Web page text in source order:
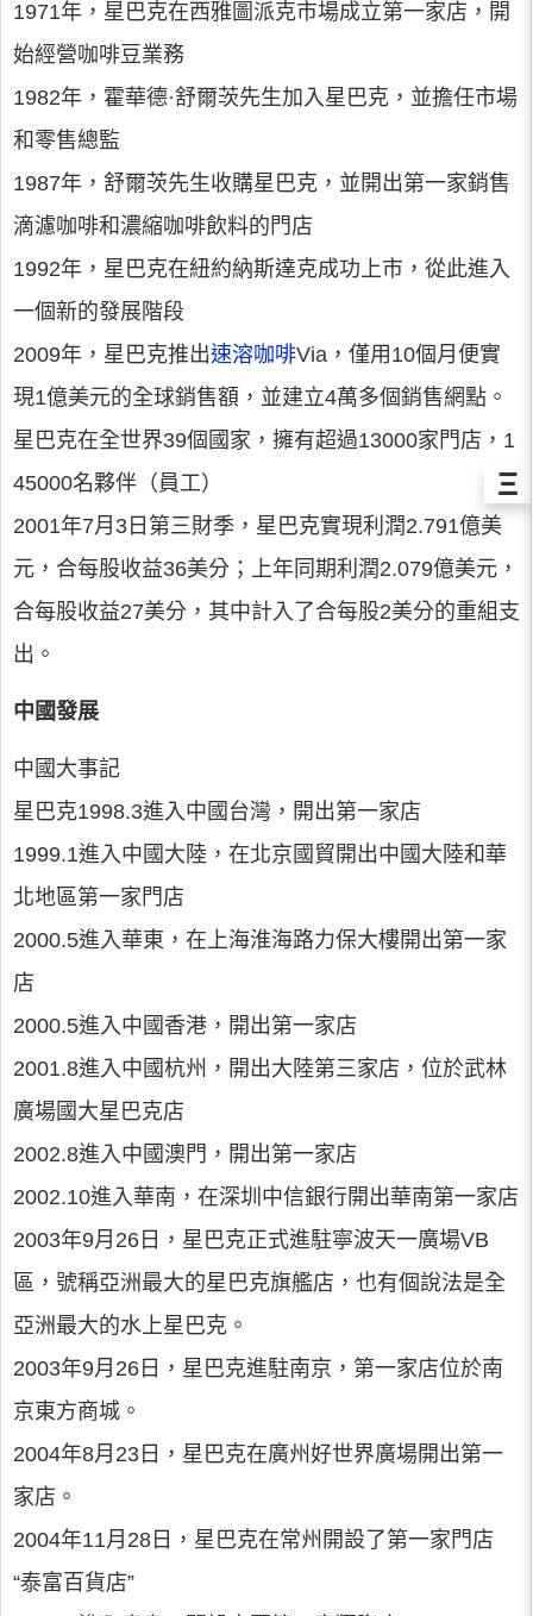
1971年，星巴克在西雅圖派克市場成立第一家店，開
始經營咖啡豆業務
1982年，霍華德·舒爾茨先生加入星巴克，並擔任市場
和零售總監
1987年，舒爾茨先生收購星巴克，並開出第一家銷售
滴濾咖啡和濃縮咖啡飲料的門店
1992年，星巴克在紐約納斯達克成功上市，從此進入
一個新的發展階段
2009年，星巴克推出速溶咖啡Via，僅用10個月便實
現1億美元的全球銷售額，並建立4萬多個銷售網點。
星巴克在全世界39個國家，擁有超過13000家門店，1
45000名夥伴（員工）
2001年7月3日第三財季，星巴克實現利潤2.791億美
元，合每股收益36美分；上年同期利潤2.079億美元，
合每股收益27美分，其中計入了合每股2美分的重組支
出。
中國發展
中國大事記
星巴克1998.3進入中國台灣，開出第一家店
1999.1進入中國大陸，在北京國貿開出中國大陸和華
北地區第一家門店
2000.5進入華東，在上海淮海路力保大樓開出第一家
店
2000.5進入中國香港，開出第一家店
2001.8進入中國杭州，開出大陸第三家店，位於武林
廣場國大星巴克店
2002.8進入中國澳門，開出第一家店
2002.10進入華南，在深圳中信銀行開出華南第一家店
2003年9月26日，星巴克正式進駐寧波天一廣場VB
區，號稱亞洲最大的星巴克旗艦店，也有個說法是全
亞洲最大的水上星巴克。
2003年9月26日，星巴克進駐南京，第一家店位於南
京東方商城。
2004年8月23日，星巴克在廣州好世界廣場開出第一
家店。
2004年11月28日，星巴克在常州開設了第一家門店
“泰富百貨店”
Ξ